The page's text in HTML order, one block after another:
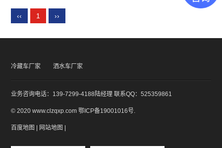
‹‹ 1 ››
冷藏车厂家 洒水车厂家
业务咨询电话：139-7299-4188陆经理 联系QQ：525359861
© 2020 www.clzqxp.com鄂ICP备19001016号.
百度地图 网站地图